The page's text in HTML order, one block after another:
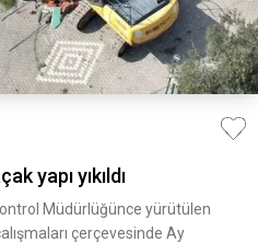
yapı yıkıldı
Müdürlüğünce yürütülen
çerçevesinde Ay